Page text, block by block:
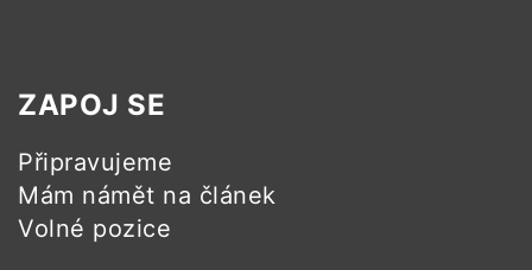
ZAPOJ SE
Připravujeme
Mám námět na článek
Volné pozice